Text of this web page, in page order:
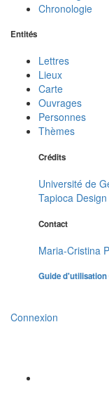
Chronologie
Entités
Lettres
Lieux
Carte
Ouvrages
Personnes
Thèmes
Crédits
Université de
Tapioca Design
Contact
Maria-Cristina
Guide d'utilisation
Connexion